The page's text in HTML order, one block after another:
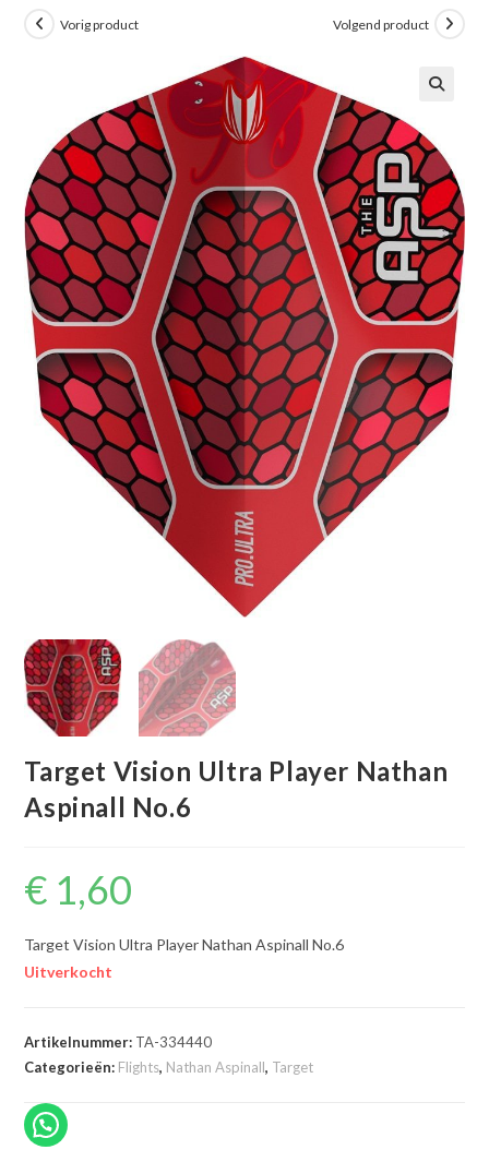
Vorig product Volgend product
Target Vision Ultra Player Nathan
Aspinall No.6
€ 1,60
Target Vision Ultra Player Nathan Aspinall No.6
Uitverkocht
Artikelnummer: TA-334440
Categorieën: Flights, Nathan Aspinall, Target